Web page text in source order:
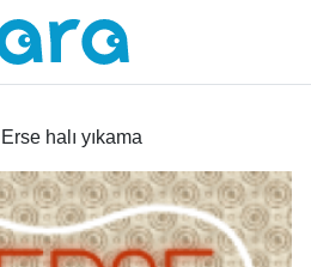
Erse halı yıkama